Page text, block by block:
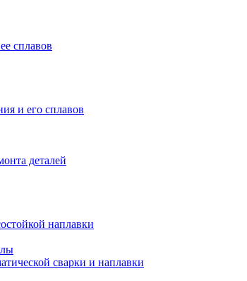
сплавов
и его сплавов
деталей
наплавки
сварки и наплавки